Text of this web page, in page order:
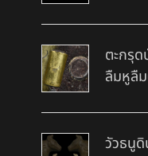
ตะกรุด
ลืมหูลื
วัวธนู